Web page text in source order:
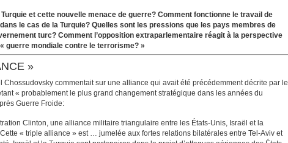
Turquie et cette nouvelle menace de guerre? Comment fonctionne le travail de
le cas de la Turquie? Quelles sont les pressions que les pays membres de
turc? Comment l’opposition extraparlementaire réagit à la perspective
guerre mondiale contre le terrorisme? »
»
Chossudovsky commentait sur une alliance qui avait été précédemment décrite par le
« probablement le plus grand changement stratégique dans les années du
Guerre Froide:
Clinton, une alliance militaire triangulaire entre les États-Unis, Israël et la
« triple alliance » est … jumelée aux fortes relations bilatérales entre Tel-Aviv et